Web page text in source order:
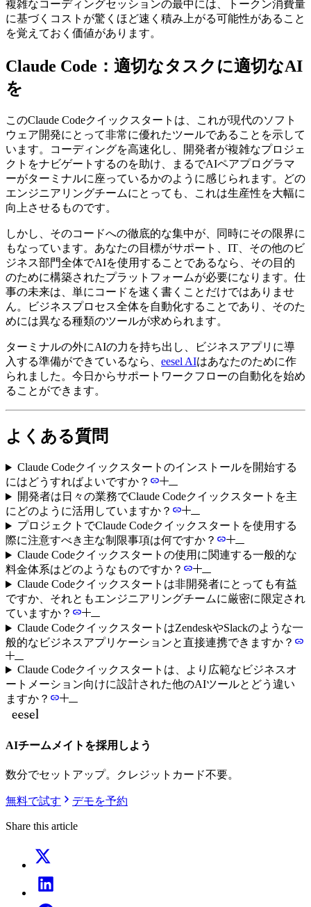
複雑なコーディングセッションの最中には、トークン消費量
に基づくコストが驚くほど速く積み上がる可能性があること
を覚えておく価値があります。
Claude Code：適切なタスクに適切なAI
を
このClaude Codeクイックスタートは、これが現代のソフト
ウェア開発にとって非常に優れたツールであることを示して
います。コーディングを高速化し、開発者が複雑なプロジェ
クトをナビゲートするのを助け、まるでAIペアプログラマ
ーがターミナルに座っているかのように感じられます。どの
エンジニアリングチームにとっても、これは生産性を大幅に
向上させるものです。
しかし、そのコードへの徹底的な集中が、同時にその限界に
もなっています。あなたの目標がサポート、IT、その他のビ
ジネス部門全体でAIを使用することであるなら、その目的
のために構築されたプラットフォームが必要になります。仕
事の未来は、単にコードを速く書くことだけではありませ
ん。ビジネスプロセス全体を自動化することであり、そのた
めには異なる種類のツールが求められます。
ターミナルの外にAIの力を持ち出し、ビジネスアプリに導
入する準備ができているなら、 eesel AIはあなたのために作
られました。今日からサポートワークフローの自動化を始め
ることができます。
よくある質問
Claude Codeクイックスタートのインストールを開始する
にはどうすればよいですか？
開発者は日々の業務でClaude Codeクイックスタートを主
にどのように活用していますか？
プロジェクトでClaude Codeクイックスタートを使用する
際に注意すべき主な制限事項は何ですか？
Claude Codeクイックスタートの使用に関連する一般的な
料金体系はどのようなものですか？
Claude Codeクイックスタートは非開発者にとっても有益
ですか、それともエンジニアリングチームに厳密に限定され
ていますか？
Claude CodeクイックスタートはZendeskやSlackのような一
般的なビジネスアプリケーションと直接連携できますか？
Claude Codeクイックスタートは、より広範なビジネスオ
ートメーション向けに設計された他のAIツールとどう違い
ますか？
AIチームメイトを採用しよう
数分でセットアップ。クレジットカード不要。
無料で試す デモを予約
Share this article